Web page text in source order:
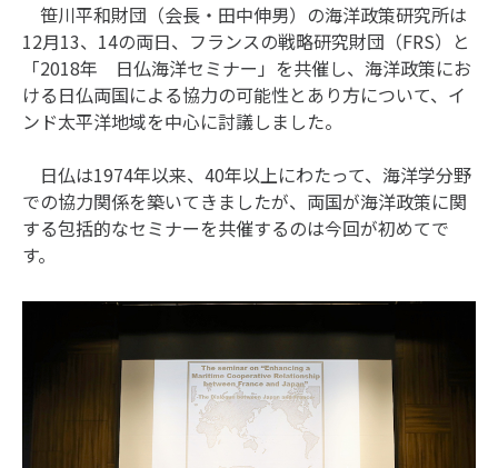
笹川平和財団（会長・田中伸男）の海洋政策研究所は
12月13、14の両日、フランスの戦略研究財団（FRS）と
「2018年 日仏海洋セミナー」を共催し、海洋政策にお
ける日仏両国による協力の可能性とあり方について、イ
ンド太平洋地域を中心に討議しました。
日仏は1974年以来、40年以上にわたって、海洋学分野
での協力関係を築いてきましたが、両国が海洋政策に関
する包括的なセミナーを共催するのは今回が初めてで
す。